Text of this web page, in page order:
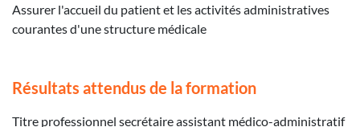
Assurer l'accueil du patient et les activités administratives
courantes d'une structure médicale
Résultats attendus de la formation
Titre professionnel secrétaire assistant médico-administratif